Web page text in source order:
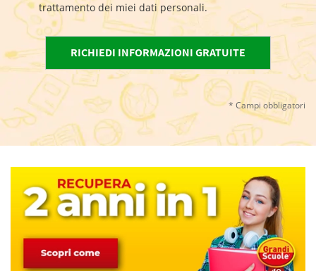
trattamento dei miei dati personali.
* Campi obbligatori